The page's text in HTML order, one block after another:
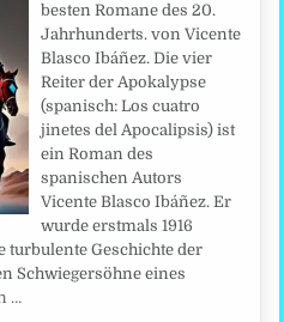
besten Romane des 20.
Jahrhunderts. von Vicente
Blasco Ibáñez. Die vier
Reiter der Apokalypse
(spanisch: Los cuatro
jinetes del Apocalipsis) ist
ein Roman des
spanischen Autors
Vicente Blasco Ibáñez. Er
wurde erstmals 1916
turbulente Geschichte der
Schwiegersöhne eines
…